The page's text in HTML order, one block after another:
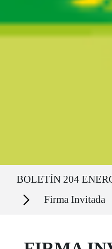
BOLETÍN 204
Secciones Firma Invitada